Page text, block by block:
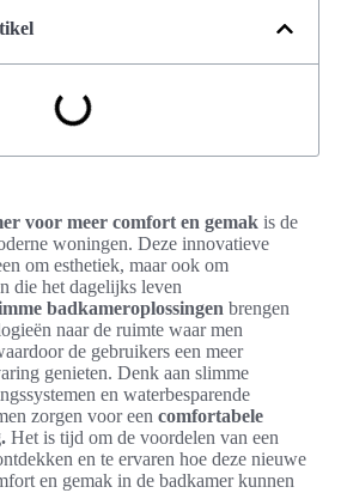
voor meer comfort en gemak is de
woningen. Deze innovatieve
om esthetiek, maar ook om
die het dagelijks leven
badkameroplossingen brengen
naar de ruimte waar men
de gebruikers een meer
genieten. Denk aan slimme
en waterbesparende
zorgen voor een comfortabele
Het is tijd om de voordelen van een
en te ervaren hoe deze nieuwe
en gemak in de badkamer kunnen